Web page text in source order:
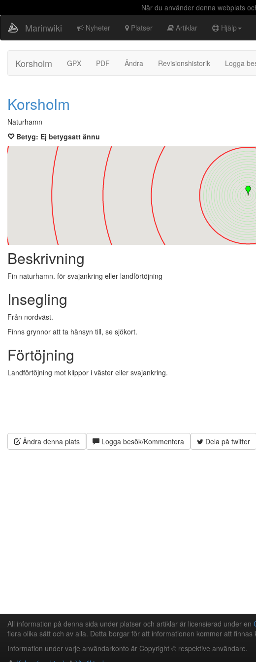
När du använder denna webplats
Marinwiki Nyheter Platser Artiklar Hjälp
Korsholm GPX PDF Ändra Revisionshistorik Logga
Korsholm
Naturhamn
Betyg: Ej betygsatt ännu
Beskrivning
Fin naturhamn. för svajankring eller landförtöjning
Insegling
Från nordväst.
Finns grynnor att ta hänsyn till, se sjökort.
Förtöjning
Landförtöjning mot klippor i väster eller svajankring.
Ändra denna plats Logga besök/Kommentera Dela på twitter
All information på denna sida under platser och artiklar är licensierad under en
flera olika sätt och av alla. Detta borgar för att informationen kommer att finnas
Information under varje användarkonto är Copyright © respektive användare.